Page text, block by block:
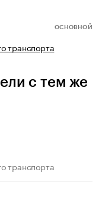
ОСНОВНОЙ
транспорта
с тем же
транспорта